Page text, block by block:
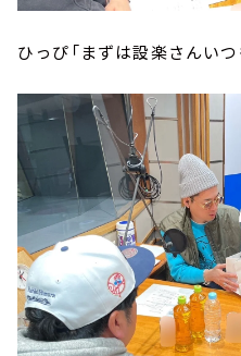
ひっぴ「まずは設楽さんい